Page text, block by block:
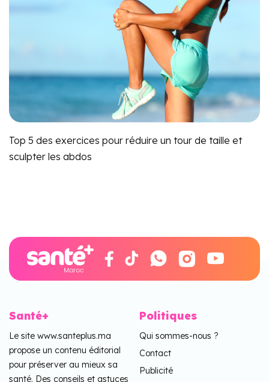
Top 5 des exercices pour réduire un tour de taille et
sculpter les abdos
Santé+
Le site www.santeplus.ma
propose un contenu éditorial
pour préserver au mieux sa
santé. Des conseils et astuces
Politiques
Qui sommes-nous ?
Contact
Publicité